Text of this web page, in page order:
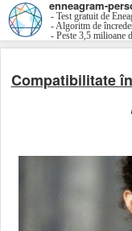
enneagram-
- Test gratuit de
- Algoritm de
- Peste 3,5 milioane
Compatibilitate